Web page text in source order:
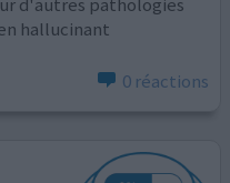
d'autres pathologies
hallucinant
0 réactions